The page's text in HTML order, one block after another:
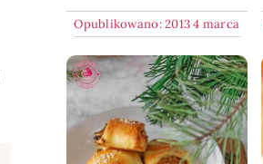
Opublikowano: 2013 4 marca